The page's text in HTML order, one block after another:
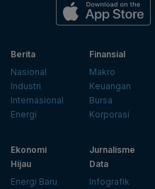
Berita
Nasional
Industri
Internasional
Energi
Finansial
Makro
Keuangan
Bursa
Korporasi
Ekonomi
Hijau
Energi Baru
Jurnalisme
Data
Infografik